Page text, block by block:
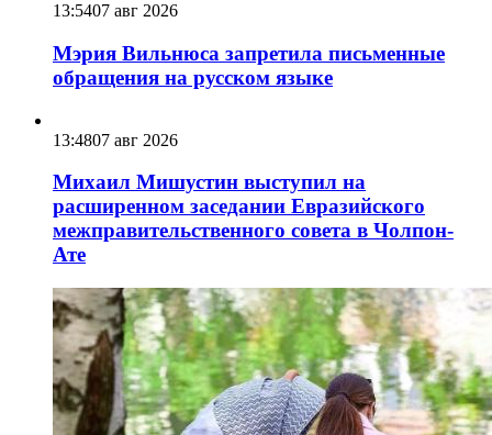
13:5407 авг 2026
Мэрия Вильнюса запретила письменные
обращения на русском языке
13:4807 авг 2026
Михаил Мишустин выступил на
расширенном заседании Евразийского
межправительственного совета в Чолпон-
Ате